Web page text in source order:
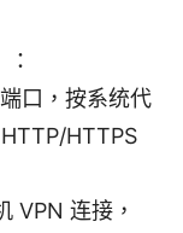
口，按系统代
HTTPS
VPN 连接，